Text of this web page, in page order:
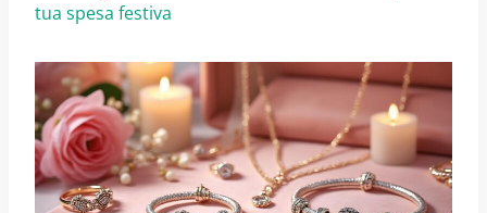
tua spesa festiva